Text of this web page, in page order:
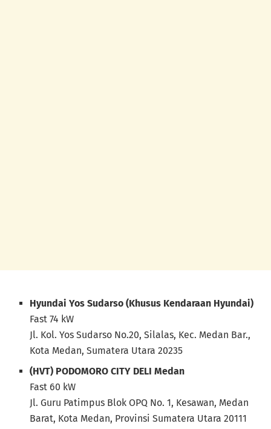
Hyundai Yos Sudarso (Khusus Kendaraan Hyundai)
Fast 74 kW
Jl. Kol. Yos Sudarso No.20, Silalas, Kec. Medan Bar.,
Kota Medan, Sumatera Utara 20235
(HVT) PODOMORO CITY DELI Medan
Fast 60 kW
Jl. Guru Patimpus Blok OPQ No. 1, Kesawan, Medan
Barat, Kota Medan, Provinsi Sumatera Utara 20111